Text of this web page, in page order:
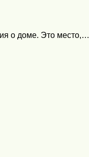
о доме. Это место,…